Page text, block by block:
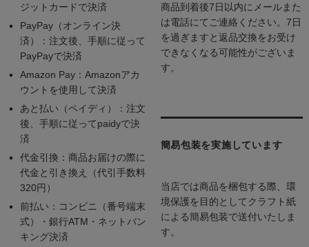
ジットカードで決済
PayPay（オンライン決
済）：注文後、手順に従って
PayPayで決済
Amazon Pay：Amazonアカ
ウントを使用して決済
あと払い（ペイディ）：注文
後、手順に従ってpaidyで決
済
代金引換：商品お届けの際に
代金と引き換え（代引手数料
320円）
前払い：コンビニ（番号端末
式）・銀行ATM・ネットバン
キング決済
商品到着後7日以内にメールまた
は電話にてご連絡ください。7日
を過ぎますと返品交換をお受け
できなくなる可能性がございま
す。
簡易包装を実施しています
当店では商品を梱包する際、環
境保護を目的としてクラフト紙
による簡易包装で送付いたしま
す。